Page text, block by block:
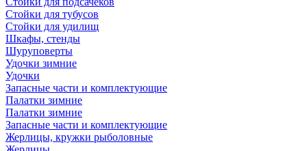
Стойки для тубусов
Стойки для удилищ
Шкафы, стенды
Шуруповерты
Удочки зимние
Удочки
Запасные части и комплектующие
Палатки зимние
Палатки зимние
Запасные части и комплектующие
Жерлицы, кружки рыболовные